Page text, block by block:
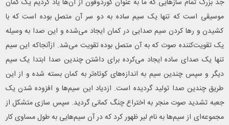
جد بزرگ تمام سازهایی که ما به عنوان کوردوفون از آن‌ها یاد کردیم یک کمان
موسیقی است که تنها یک سیم ساده به دو سر آن متصل بوده‌ است که با
کشیدن و رها کردن سیم صدایی در کمان ایجاد می‌شده و این صدا به وسیله
یک تقویت‌کننده صوت که به آن متصل بوده تقویت می‌شد. ازآنجاکه این سیم
تنها یک صدای ساده ایجاد می‌کرده برای داشتن چندین صدا ابتدا یک سیم
دیگر و سپس چندین سیم به اندازه‌های کوتاه‌تر به کمان بسته شده و از این
طریق چندین صدا تولید گردیده‌ است. ازدیاد این سیم‌ها و افزوده شدن یک
جعبه تشدید صوت منجر به اختراع چنگ کمانی گردید. سپس‌ سازی متشکل از
مجموعه‌ای از سیم‌ها به نام لیر ظهور کرد که در آن سیم‌هایی به طول مساوی کار